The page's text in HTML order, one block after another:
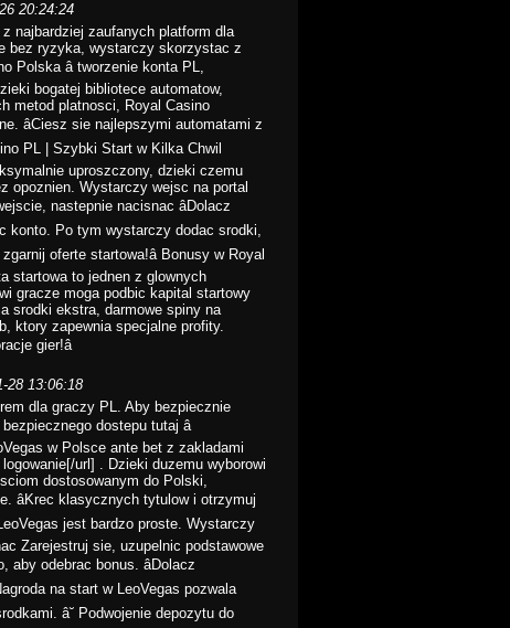
20:24:24
najbardziej zaufanych platform dla
bez ryzyka, wystarczy skorzystac z
Polska â tworzenie konta PL,
bogatej bibliotece automatow,
metod platnosci, Royal Casino
âCiesz sie najlepszymi automatami z
PL | Szybki Start w Kilka Chwil
uproszczony, dzieki czemu
opoznien. Wystarczy wejsc na portal
nastepnie nacisnac âDolacz
konto. Po tym wystarczy dodac srodki,
oferte startowa!â Bonusy w Royal
startowa to jednen z glownych
gracze moga podbic kapital startowy
srodki ekstra, darmowe spiny na
ktory zapewnia specjalne profity.
gier!â
28 13:06:18
dla graczy PL. Aby bezpiecznie
dostepu tutaj â
w Polsce ante bet z zakladami
url] . Dzieki duzemu wyborowi
dostosowanym do Polski,
âKrec klasycznych tytulow i otrzymuj
jest bardzo proste. Wystarczy
Zarejestruj sie, uzupelnic podstawowe
odebrac bonus. âDolacz
na start w LeoVegas pozwala
â˘ Podwojenie depozytu do